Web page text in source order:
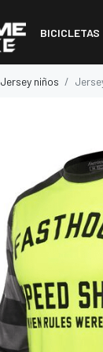
BICICLETAS
Jersey niños